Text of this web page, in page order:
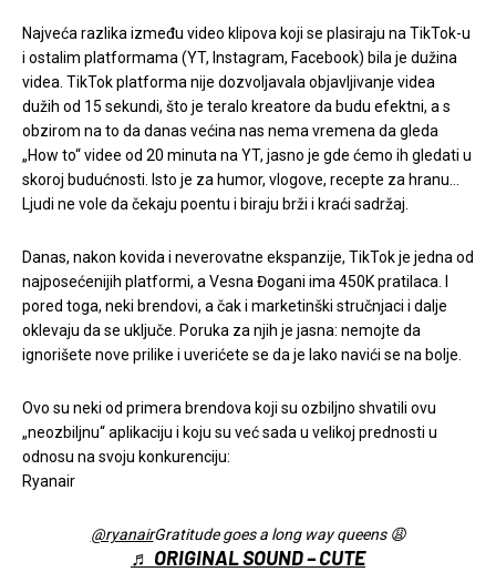
Najveća razlika između video klipova koji se plasiraju na TikTok-u
i ostalim platformama (YT, Instagram, Facebook) bila je dužina
videa. TikTok platforma nije dozvoljavala objavljivanje videa
dužih od 15 sekundi, što je teralo kreatore da budu efektni, a s
obzirom na to da danas većina nas nema vremena da gleda
„How to“ videe od 20 minuta na YT, jasno je gde ćemo ih gledati u
skoroj budućnosti. Isto je za humor, vlogove, recepte za hranu…
Ljudi ne vole da čekaju poentu i biraju brži i kraći sadržaj.
Danas, nakon kovida i neverovatne ekspanzije, TikTok je jedna od
najposećenijih platformi, a Vesna Đogani ima 450K pratilaca. I
pored toga, neki brendovi, a čak i marketinški stručnjaci i dalje
oklevaju da se uključe. Poruka za njih je jasna: nemojte da
ignorišete nove prilike i uverićete se da je lako navići se na bolje.
Ovo su neki od primera brendova koji su ozbiljno shvatili ovu
„neozbiljnu“ aplikaciju i koju su već sada u velikoj prednosti u
odnosu na svoju konkurenciju:
Ryanair
@ryanairGratitude goes a long way queens 😩
♬ ORIGINAL SOUND – CUTE